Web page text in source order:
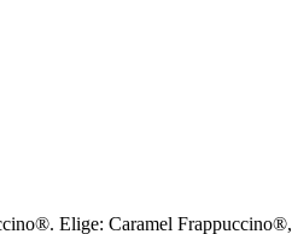
Elige: Caramel Frappuccino®,